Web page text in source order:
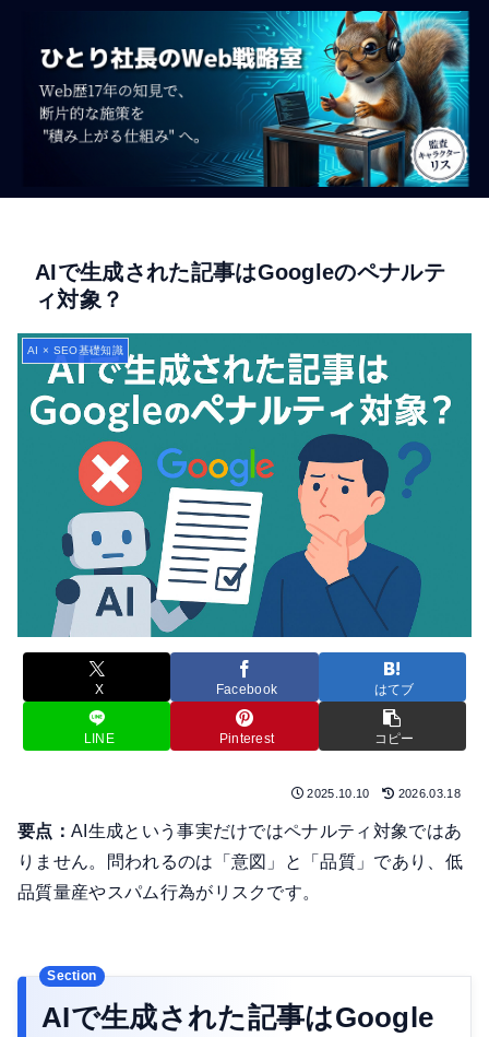
AIで生成された記事はGoogleのペナルテ
ィ対象？
AI × SEO基礎知識
X Facebook はてブ
LINE Pinterest コピー
2025.10.10 2026.03.18
要点： AI生成という事実だけではペナルティ対象ではあ
りません。問われるのは「意図」と「品質」であり、低
品質量産やスパム行為がリスクです。
AIで生成された記事はGoogle